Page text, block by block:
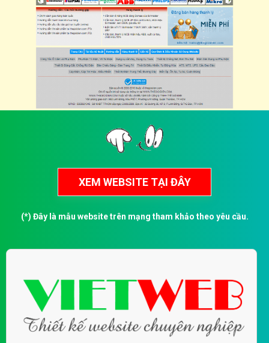
(*) Đây là mẫu website trên mạng tham khảo theo yêu cầu.